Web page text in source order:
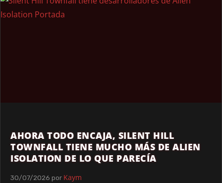
AHORA TODO ENCAJA, SILENT HILL
TOWNFALL TIENE MUCHO MÁS DE ALIEN
ISOLATION DE LO QUE PARECÍA
30/07/2026 por Kaym